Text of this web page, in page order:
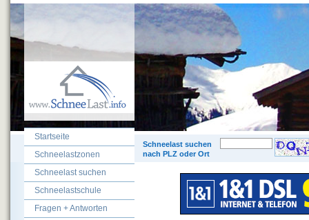
Schneelast suchen
nach PLZ oder Ort
Startseite
Schneelastzonen
Schneelast suchen
Schneelastschule
Fragen + Antworten
©